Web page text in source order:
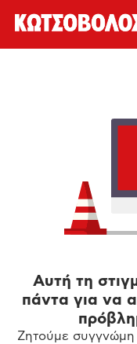
Αυτή τη
πάντα για να
Ζητούμε συγγνώμη